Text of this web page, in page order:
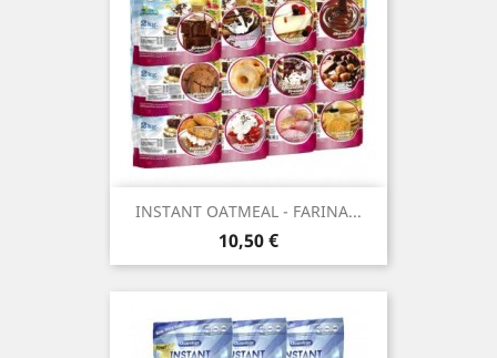
INSTANT OATMEAL - FARINA...
Prezzo
10,50 €